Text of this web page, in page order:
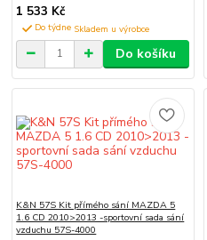
1 533 Kč
Do týdne
Do košíku
K&N 57S Kit přímého sání MAZDA 5
1.6 CD 2010>2013 -sportovní sada sání
vzduchu 57S-4000